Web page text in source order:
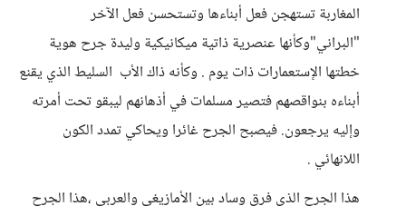
المغاربة تستهجن فعل أبناءها وتستحسن فعل الآخر
"البراني"وكأنها عنصرية ذاتية ميكانيكية وليدة جرح هوية
خطتها الإستعمارات ذات يوم . وكأنه ذاك الأب السليط الذي يقنع
أبناءه بنواقصهم فتصير مسلمات في أذهانهم ليبقو تحت أمرته
وإليه يرجعون. فيصبح الجرح غائرا ويحاكي تمدد الكون
اللانهائي .
هذا الجرح الذي فرق وساد بين الأمازيغي والعربي ،هذا الجرح